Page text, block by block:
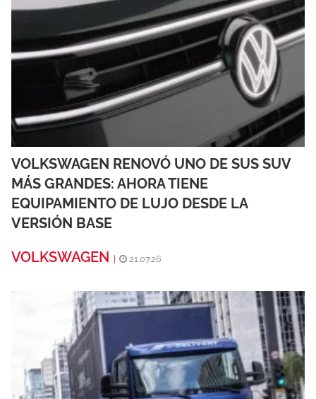
VOLKSWAGEN RENOVÓ UNO DE SUS SUV
MÁS GRANDES: AHORA TIENE
EQUIPAMIENTO DE LUJO DESDE LA
VERSIÓN BASE
VOLKSWAGEN
21.07.26